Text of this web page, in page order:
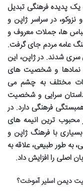
یک پدیده فرهنگی تبدیل
در سراسر ژاپن و
ها، جملات معروف و
عامه مردم جای گرفت.
سری شدند. در ژاپن، این
نمادها و شخصیت های
مختلف به چشم می
داستان سرایی و شخصیت
فرهنگی دارد. در
محبوب ترین انیمه های
با فرهنگ ژاپن و
به طور طبیعی، علاقه به
اصلی را افزایش داد.
دیمن اسلیر آموخت؟